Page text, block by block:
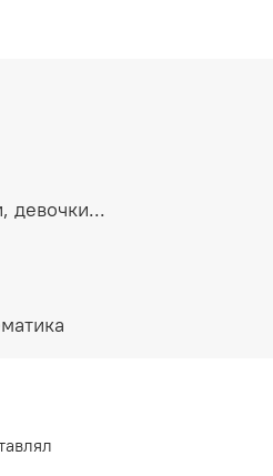
от традиционной
Этот вид подходит
девочки...